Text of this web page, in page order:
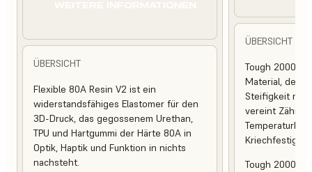
ÜBERSICHT
Flexible 80A Resin V2 ist ein
widerstandsfähiges Elastomer für den
3D-Druck, das gegossenem Urethan,
TPU und Hartgummi der Härte 80A in
Optik, Haptik und Funktion in nichts
nachsteht.
ÜBERSICHT
Tough 2000
Material,
Steifigkeit mit
vereint
Tough 2000